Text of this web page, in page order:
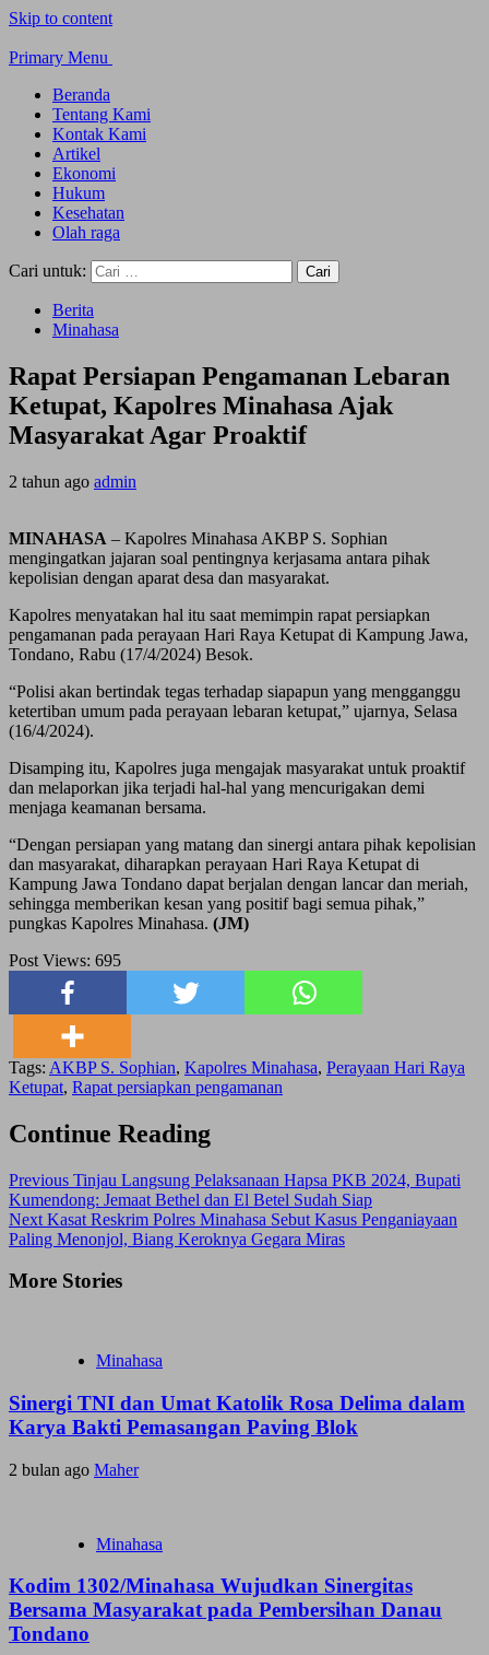
Skip to content
Primary Menu
Beranda
Tentang Kami
Kontak Kami
Artikel
Ekonomi
Hukum
Kesehatan
Olah raga
Cari untuk:
Berita
Minahasa
Rapat Persiapan Pengamanan Lebaran
Ketupat, Kapolres Minahasa Ajak
Masyarakat Agar Proaktif
2 tahun ago admin
MINAHASA – Kapolres Minahasa AKBP S. Sophian
mengingatkan jajaran soal pentingnya kerjasama antara pihak
kepolisian dengan aparat desa dan masyarakat.
Kapolres menyatakan hal itu saat memimpin rapat persiapkan
pengamanan pada perayaan Hari Raya Ketupat di Kampung Jawa,
Tondano, Rabu (17/4/2024) Besok.
“Polisi akan bertindak tegas terhadap siapapun yang mengganggu
ketertiban umum pada perayaan lebaran ketupat,” ujarnya, Selasa
(16/4/2024).
Disamping itu, Kapolres juga mengajak masyarakat untuk proaktif
dan melaporkan jika terjadi hal-hal yang mencurigakan demi
menjaga keamanan bersama.
“Dengan persiapan yang matang dan sinergi antara pihak kepolisian
dan masyarakat, diharapkan perayaan Hari Raya Ketupat di
Kampung Jawa Tondano dapat berjalan dengan lancar dan meriah,
sehingga memberikan kesan yang positif bagi semua pihak,”
pungkas Kapolres Minahasa. (JM)
Post Views: 695
Tags: AKBP S. Sophian, Kapolres Minahasa, Perayaan Hari Raya
Ketupat, Rapat persiapkan pengamanan
Continue Reading
Previous Tinjau Langsung Pelaksanaan Hapsa PKB 2024, Bupati
Kumendong: Jemaat Bethel dan El Betel Sudah Siap
Next Kasat Reskrim Polres Minahasa Sebut Kasus Penganiayaan
Paling Menonjol, Biang Keroknya Gegara Miras
More Stories
Minahasa
Sinergi TNI dan Umat Katolik Rosa Delima dalam
Karya Bakti Pemasangan Paving Blok
2 bulan ago Maher
Minahasa
Kodim 1302/Minahasa Wujudkan Sinergitas
Bersama Masyarakat pada Pembersihan Danau
Tondano